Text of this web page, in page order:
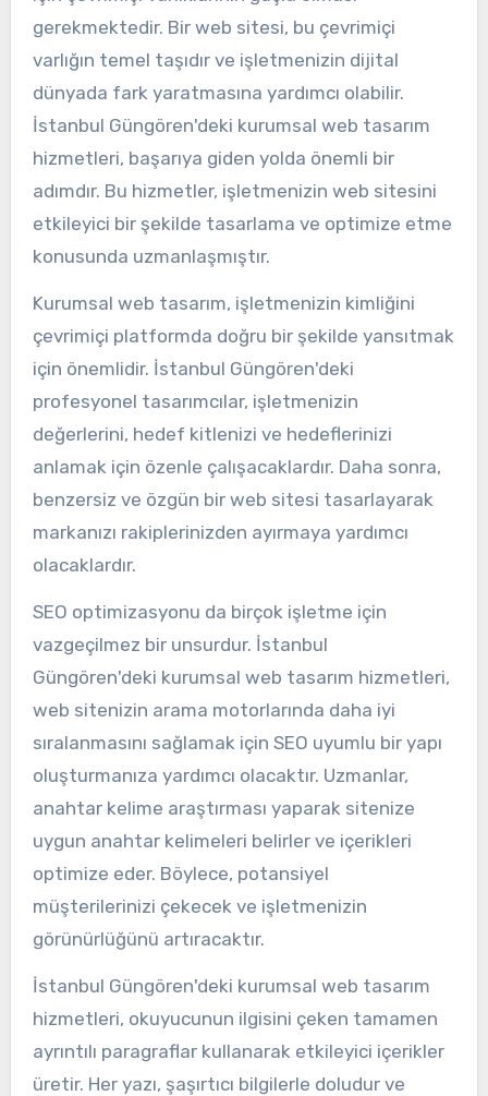
gerekmektedir. Bir web sitesi, bu çevrimiçi
varlığın temel taşıdır ve işletmenizin dijital
dünyada fark yaratmasına yardımcı olabilir.
İstanbul Güngören'deki kurumsal web tasarım
hizmetleri, başarıya giden yolda önemli bir
adımdır. Bu hizmetler, işletmenizin web sitesini
etkileyici bir şekilde tasarlama ve optimize etme
konusunda uzmanlaşmıştır.
Kurumsal web tasarım, işletmenizin kimliğini
çevrimiçi platformda doğru bir şekilde yansıtmak
için önemlidir. İstanbul Güngören'deki
profesyonel tasarımcılar, işletmenizin
değerlerini, hedef kitlenizi ve hedeflerinizi
anlamak için özenle çalışacaklardır. Daha sonra,
benzersiz ve özgün bir web sitesi tasarlayarak
markanızı rakiplerinizden ayırmaya yardımcı
olacaklardır.
SEO optimizasyonu da birçok işletme için
vazgeçilmez bir unsurdur. İstanbul
Güngören'deki kurumsal web tasarım hizmetleri,
web sitenizin arama motorlarında daha iyi
sıralanmasını sağlamak için SEO uyumlu bir yapı
oluşturmanıza yardımcı olacaktır. Uzmanlar,
anahtar kelime araştırması yaparak sitenize
uygun anahtar kelimeleri belirler ve içerikleri
optimize eder. Böylece, potansiyel
müşterilerinizi çekecek ve işletmenizin
görünürlüğünü artıracaktır.
İstanbul Güngören'deki kurumsal web tasarım
hizmetleri, okuyucunun ilgisini çeken tamamen
ayrıntılı paragraflar kullanarak etkileyici içerikler
üretir. Her yazı, şaşırtıcı bilgilerle doludur ve